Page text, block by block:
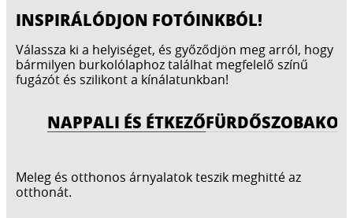
INSPIRÁLÓDJON FOTÓINKBÓL!
Válassza ki a helyiséget, és győződjön meg arról, hogy
bármilyen burkolólaphoz találhat megfelelő színű
fugázót és szilikont a kínálatunkban!
NAPPALI ÉS ÉTKEZŐFÜRDŐSZOBA
Meleg és otthonos árnyalatok teszik meghitté az
otthonát.